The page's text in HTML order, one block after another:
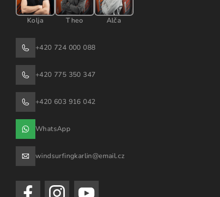
Kolja Theo Alča
+420 724 000 088
+420 775 350 347
+420 603 916 042
WhatsApp
windsurfingkarlin@email.cz